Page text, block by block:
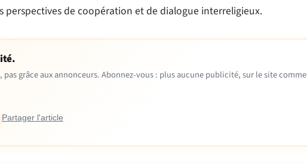
perspectives de coopération et de dialogue interreligieux.
pas grâce aux annonceurs. Abonnez-vous : plus aucune publicité, sur le site comme
Partager l'article